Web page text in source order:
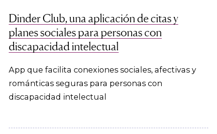
Dinder Club, una aplicación de citas y
planes sociales para personas con
discapacidad intelectual
App que facilita conexiones sociales, afectivas y
románticas seguras para personas con
discapacidad intelectual